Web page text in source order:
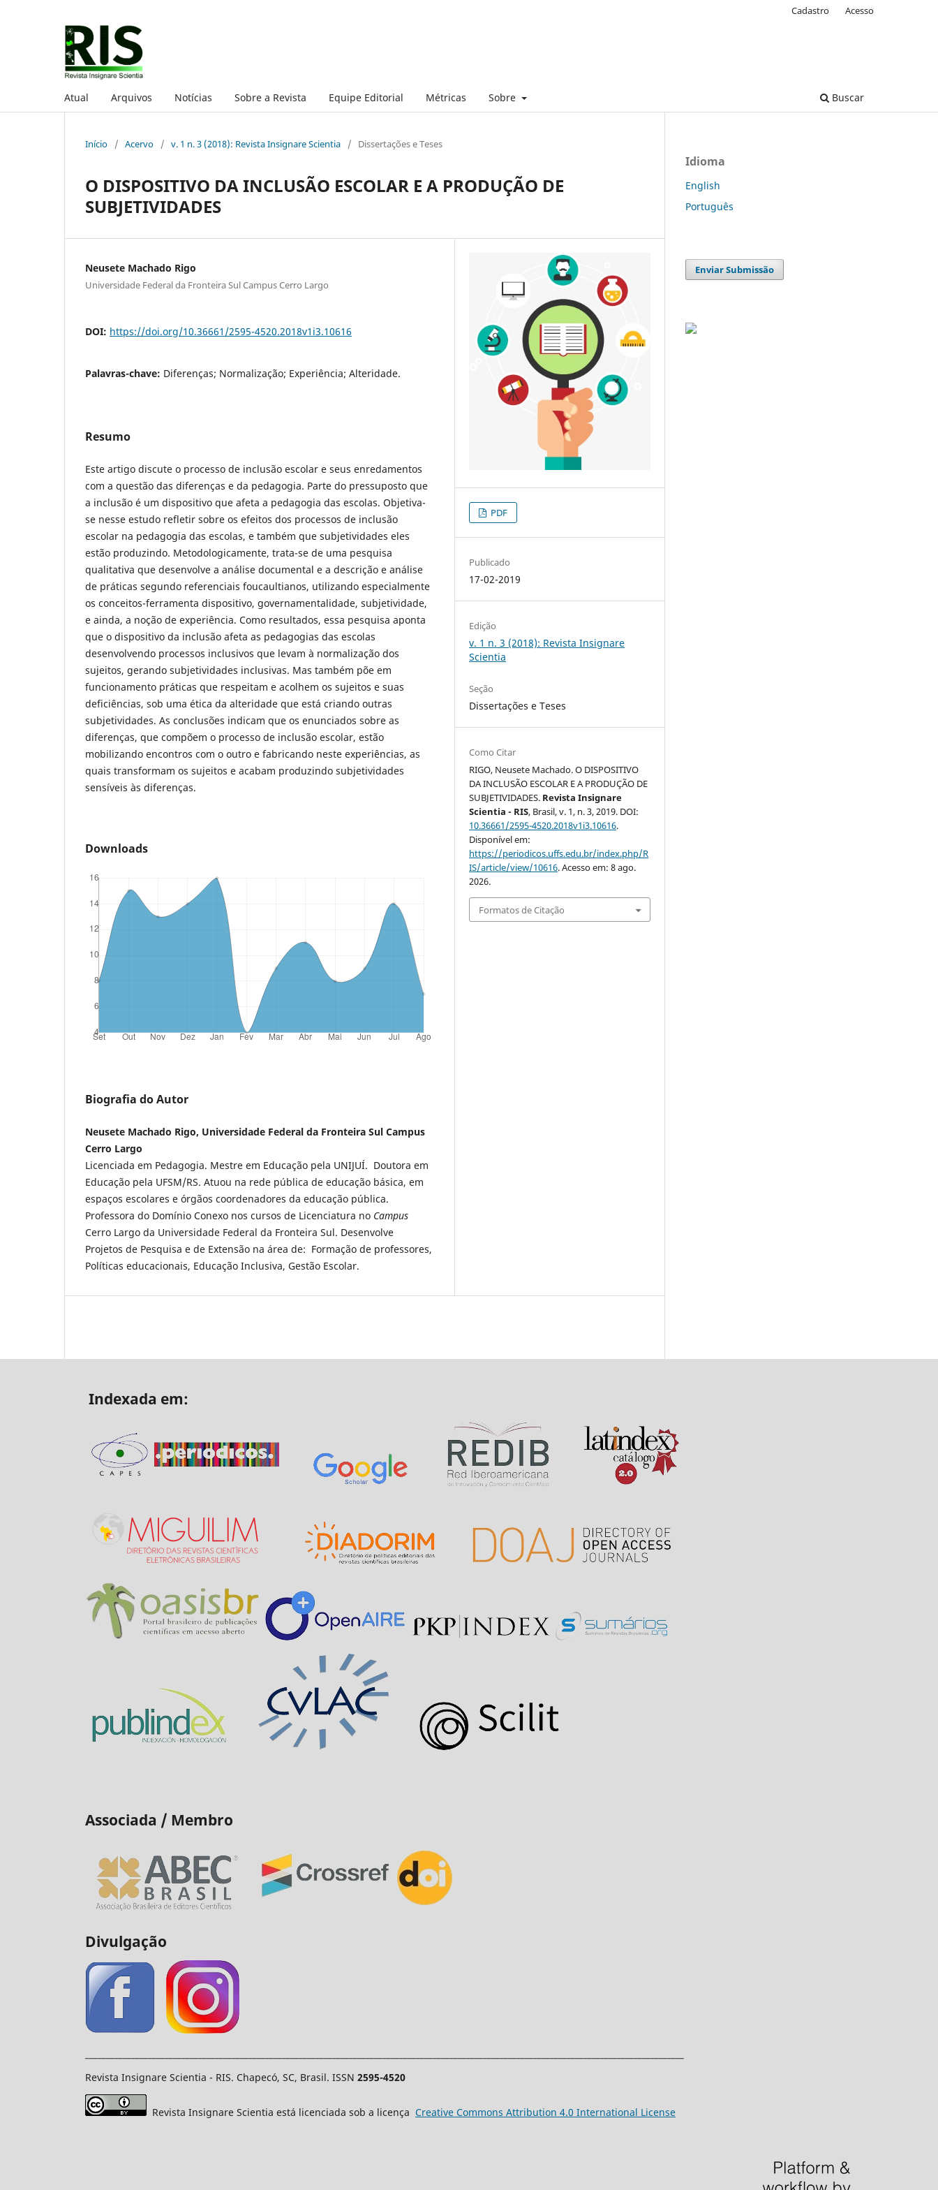
Atual Arquivos Notícias Sobre a Revista Equipe Editorial Métricas Sobre Buscar
Cadastro Acesso
Início / Acervo / v. 1 n. 3 (2018): Revista Insignare Scientia / Dissertações e Teses
O DISPOSITIVO DA INCLUSÃO ESCOLAR E A PRODUÇÃO DE
SUBJETIVIDADES
Neusete Machado Rigo
Universidade Federal da Fronteira Sul Campus Cerro Largo
DOI: https://doi.org/10.36661/2595-4520.2018v1i3.10616
Palavras-chave: Diferenças; Normalização; Experiência; Alteridade.
Resumo
Este artigo discute o processo de inclusão escolar e seus enredamentos
com a questão das diferenças e da pedagogia. Parte do pressuposto que
a inclusão é um dispositivo que afeta a pedagogia das escolas. Objetiva-
se nesse estudo refletir sobre os efeitos dos processos de inclusão
escolar na pedagogia das escolas, e também que subjetividades eles
estão produzindo. Metodologicamente, trata-se de uma pesquisa
qualitativa que desenvolve a análise documental e a descrição e análise
de práticas segundo referenciais foucaultianos, utilizando especialmente
os conceitos-ferramenta dispositivo, governamentalidade, subjetividade,
e ainda, a noção de experiência. Como resultados, essa pesquisa aponta
que o dispositivo da inclusão afeta as pedagogias das escolas
desenvolvendo processos inclusivos que levam à normalização dos
sujeitos, gerando subjetividades inclusivas. Mas também põe em
funcionamento práticas que respeitam e acolhem os sujeitos e suas
deficiências, sob uma ética da alteridade que está criando outras
subjetividades. As conclusões indicam que os enunciados sobre as
diferenças, que compõem o processo de inclusão escolar, estão
mobilizando encontros com o outro e fabricando neste experiências, as
quais transformam os sujeitos e acabam produzindo subjetividades
sensíveis às diferenças.
Downloads
Biografia do Autor
Neusete Machado Rigo, Universidade Federal da Fronteira Sul Campus
Cerro Largo
Licenciada em Pedagogia. Mestre em Educação pela UNIJUÍ. Doutora em
Educação pela UFSM/RS. Atuou na rede pública de educação básica, em
espaços escolares e órgãos coordenadores da educação pública.
Professora do Domínio Conexo nos cursos de Licenciatura no Campus
Cerro Largo da Universidade Federal da Fronteira Sul. Desenvolve
Projetos de Pesquisa e de Extensão na área de: Formação de professores,
Políticas educacionais, Educação Inclusiva, Gestão Escolar.
PDF
Publicado
17-02-2019
Edição
v. 1 n. 3 (2018): Revista Insignare
Scientia
Seção
Dissertações e Teses
Como Citar
RIGO, Neusete Machado. O DISPOSITIVO
DA INCLUSÃO ESCOLAR E A PRODUÇÃO DE
SUBJETIVIDADES. Revista Insignare
Scientia - RIS, Brasil, v. 1, n. 3, 2019. DOI:
10.36661/2595-4520.2018v1i3.10616.
Disponível em:
https://periodicos.uffs.edu.br/index.php/R
IS/article/view/10616. Acesso em: 8 ago.
2026.
Formatos de Citação
Idioma
English
Português
Enviar Submissão
Indexada em:
Associada / Membro
Divulgação
Revista Insignare Scientia - RIS. Chapecó, SC, Brasil. ISSN 2595-4520
Revista Insignare Scientia está licenciada sob a licença Creative Commons Attribution 4.0 International License